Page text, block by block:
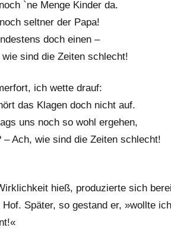
`ne Menge Kinder da.
seltner der Papa!
doch einen –
sind die Zeiten schlecht!
ich wette drauf:
das Klagen doch nicht auf.
uns noch so wohl ergehen,
Ach, wie sind die Zeiten schlecht!
hieß, produzierte sich
Später, so gestand er, »wollte